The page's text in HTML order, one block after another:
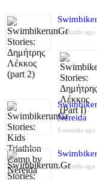
4 months ago
Nereida
5 months ago
5 months ago